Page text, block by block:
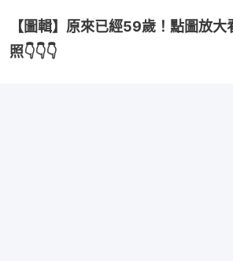
【圖輯】原來已經59歲！點圖放
照👇👇👇